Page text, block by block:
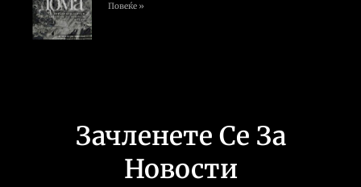
Повеќе »
Зачленете Се За
Новости